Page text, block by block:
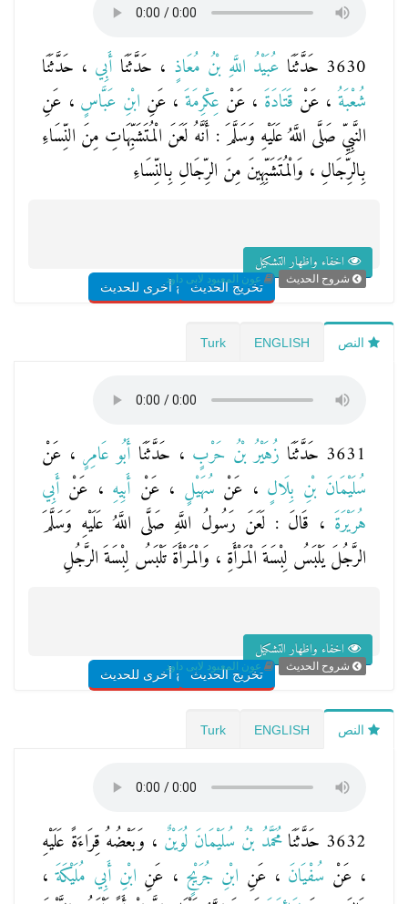
3630 حَدَّثَنَا عُبَيْدُ اللَّهِ بْنُ مُعَاذٍ ، حَدَّثَنَا أَبِي ، حَدَّثَنَا
شُعْبَةُ ، عَنْ قَتَادَةَ ، عَنْ عِكْرِمَةَ ، عَنِ ابْنِ عَبَّاسٍ ، عَنِ
النَّبِيِّ صَلَّى اللَّهُ عَلَيْهِ وَسَلَّمَ : أَنَّهُ لَعَنَ الْمُتَشَبِّهَاتِ مِنَ النِّسَاءِ
بِالرِّجَالِ ، وَالْمُتَشَبِّهِينَ مِنَ الرِّجَالِ بِالنِّسَاءِ
اخفاء واظهار التشكيل
تخريج الحديثشروح أخرى للحديث
شروح الحديث عون المعبود لابى داود
النص ENGLISH
Turk
3631 حَدَّثَنَا زُهَيْرُ بْنُ حَرْبٍ ، حَدَّثَنَا أَبُو عَامِرٍ ، عَنْ
سُلَيْمَانَ بْنِ بِلَالٍ ، عَنْ سُهَيْلٍ ، عَنْ أَبِيهِ ، عَنْ أَبِي
هُرَيْرَةَ ، قَالَ : لَعَنَ رَسُولُ اللَّهِ صَلَّى اللَّهُ عَلَيْهِ وَسَلَّمَ
الرَّجُلَ يَلْبَسُ لِبْسَةَ الْمَرْأَةِ ، وَالْمَرْأَةَ تَلْبَسُ لِبْسَةَ الرَّجُلِ
اخفاء واظهار التشكيل
تخريج الحديثشروح أخرى للحديث
شروح الحديث عون المعبود لابى داود
النص ENGLISH
Turk
3632 حَدَّثَنَا مُحَمَّدُ بْنُ سُلَيْمَانَ لُوَيْنٌ ، وَبَعْضُهُ قِرَاءَةً عَلَيْهِ
، عَنْ سُفْيَانَ ، عَنِ ابْنِ جُرَيْجٍ ، عَنِ ابْنِ أَبِي مُلَيْكَةَ ،